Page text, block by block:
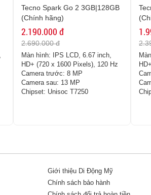
Tecno Spark Go 2 3GB|128GB
(Chính hãng)
2.190.000 đ
2.690.000 đ
Màn hình: IPS LCD, 6.67 inch,
HD+ (720 x 1600 Pixels), 120 Hz
Camera trước: 8 MP
Camera sau: 13 MP
Chipset: Unisoc T7250
Giới thiệu Di Động Mỹ
Chính sách bảo hành